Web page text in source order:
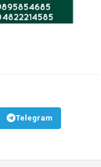
Telegram